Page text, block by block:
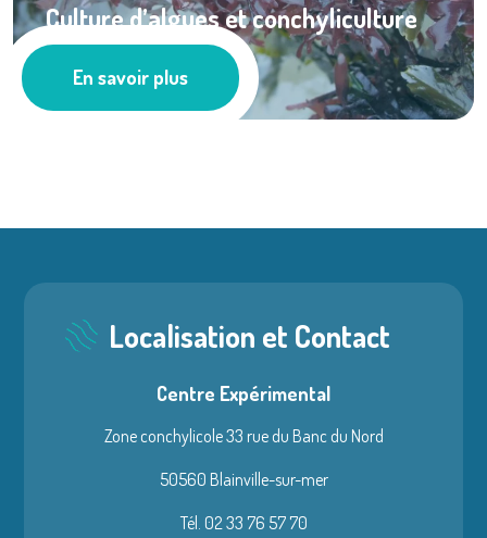
Culture d’algues et conchyliculture
en ...
Cultures marines
En savoir plus
Localisation et Contact
Centre Expérimental
Zone conchylicole 33 rue du Banc du Nord
50560 Blainville-sur-mer
Tél. 02 33 76 57 70